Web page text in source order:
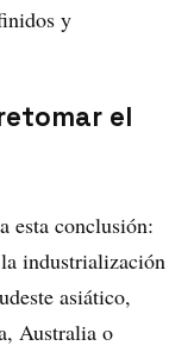
y
el
esta conclusión:
industrialización
asiático,
Australia o